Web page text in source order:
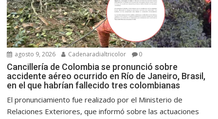
agosto 9, 2026 Cadenaradialtricolor 0
Cancillería de Colombia se pronunció sobre
accidente aéreo ocurrido en Río de Janeiro, Brasil,
en el que habrían fallecido tres colombianas
El pronunciamiento fue realizado por el Ministerio de
Relaciones Exteriores, que informó sobre las actuaciones